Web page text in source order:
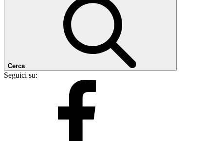
Cerca
Seguici su: